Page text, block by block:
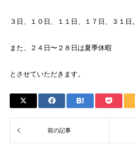
３日、１０日、１１日、１７日、３１日。
また、２４日〜２８日は夏季休暇
とさせていただきます。